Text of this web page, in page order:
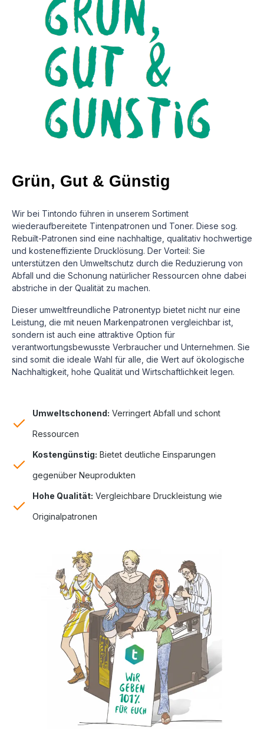
Grün, Gut & Günstig
Wir bei Tintondo führen in unserem Sortiment
wiederaufbereitete Tintenpatronen und Toner. Diese sog.
Rebuilt-Patronen sind eine nachhaltige, qualitativ hochwertige
und kosteneffiziente Drucklösung. Der Vorteil: Sie
unterstützen den Umweltschutz durch die Reduzierung von
Abfall und die Schonung natürlicher Ressourcen ohne dabei
abstriche in der Qualität zu machen.
Dieser umweltfreundliche Patronentyp bietet nicht nur eine
Leistung, die mit neuen Markenpatronen vergleichbar ist,
sondern ist auch eine attraktive Option für
verantwortungsbewusste Verbraucher und Unternehmen. Sie
sind somit die ideale Wahl für alle, die Wert auf ökologische
Nachhaltigkeit, hohe Qualität und Wirtschaftlichkeit legen.
Umweltschonend: Verringert Abfall und schont
Ressourcen
Kostengünstig: Bietet deutliche Einsparungen
gegenüber Neuprodukten
Hohe Qualität: Vergleichbare Druckleistung wie
Originalpatronen